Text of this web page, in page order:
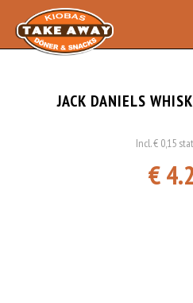
JACK DANIELS
Incl. € 0,15
€